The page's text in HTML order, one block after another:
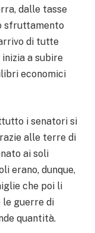
dalle tasse
sfruttamento
di tutte
a subire
economici
i senatori si
alle terre di
ai soli
erano, dunque,
che poi li
le guerre di
quantità.